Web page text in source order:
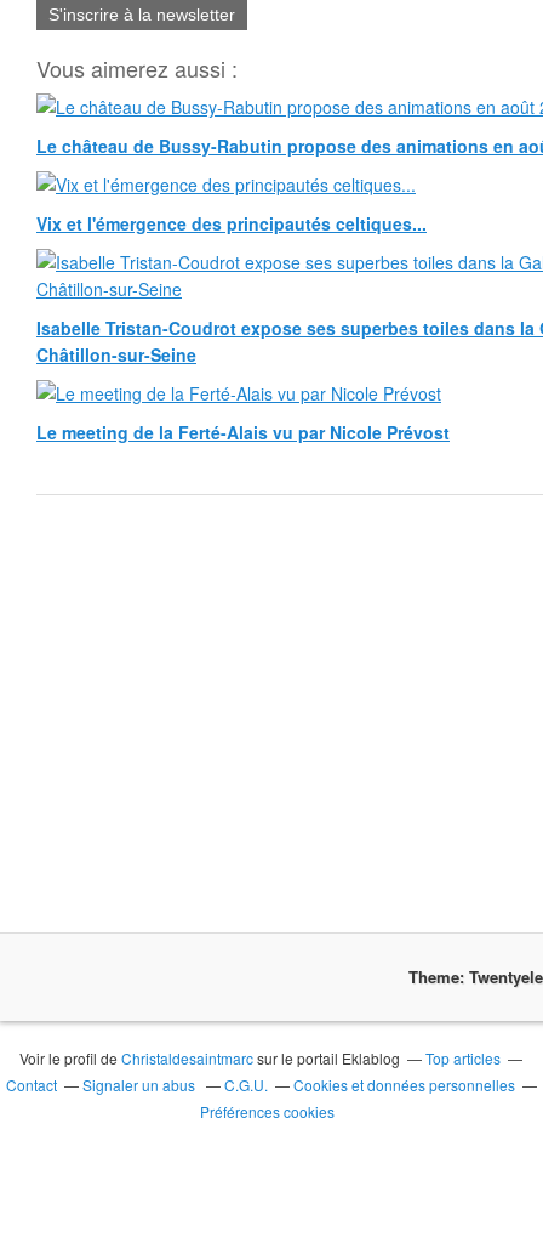
S'inscrire à la newsletter
Vous aimerez aussi :
Le château de Bussy-Rabutin propose des animations en
Vix et l'émergence des principautés celtiques...
Isabelle Tristan-Coudrot expose ses superbes toiles dans la
Châtillon-sur-Seine
Le meeting de la Ferté-Alais vu par Nicole Prévost
Theme:
Voir le profil deChristaldesaintmarcsur le portail Eklablog
Top articles
Contact
Signaler un abus C.G.U.
Cookies et données personnelles
Préférences cookies